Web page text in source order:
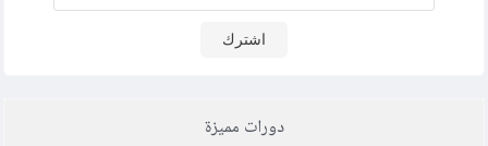
اشترك
دورات مميزة